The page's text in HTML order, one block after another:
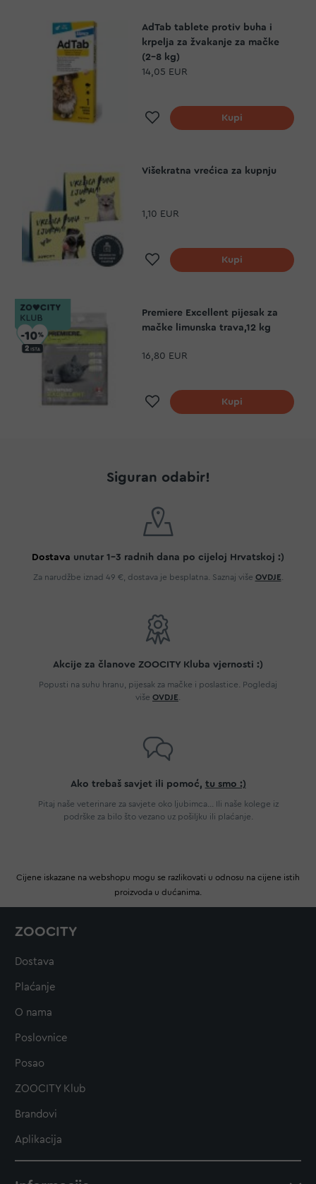
AdTab tablete protiv buha i
krpelja za žvakanje za mačke
(2-8 kg)
14,05 EUR
Dodaj na listu želja
Kupi
Višekratna vrećica za kupnju
1,10 EUR
Dodaj na listu želja
Kupi
Premiere Excellent pijesak za
mačke limunska trava,12 kg
16,80 EUR
Dodaj na listu želja
Kupi
Siguran odabir!
Dostava unutar 1-3 radnih dana po cijeloj Hrvatskoj :)
Za narudžbe iznad 49 €, dostava je besplatna. Saznaj više OVDJE
Akcije za članove ZOOCITY Kluba vjernosti :)
Popusti na suhu hranu, pijesak za mačke i poslastice. Pogledaj
više OVDJE
Ako trebaš savjet ili pomoć, tu smo :)
Pitaj naše veterinare za savjete oko ljubimca... Ili naše kolege iz
podrške za bilo što vezano uz pošiljku ili plaćanje.
Cijene iskazane na webshopu mogu se razlikovati u odnosu na cijene istih
proizvoda u dućanima.
ZOOCITY
Dostava
Plaćanje
O nama
Poslovnice
Posao
ZOOCITY Klub
Brandovi
Aplikacija